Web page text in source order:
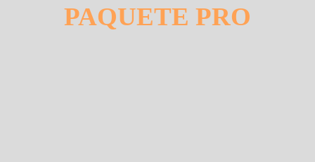
PAQUETE PRO